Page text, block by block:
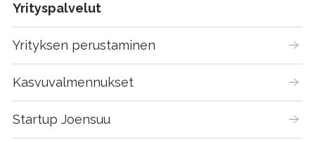
Yrityspalvelut
Yrityksen perustaminen
Kasvuvalmennukset
Startup Joensuu